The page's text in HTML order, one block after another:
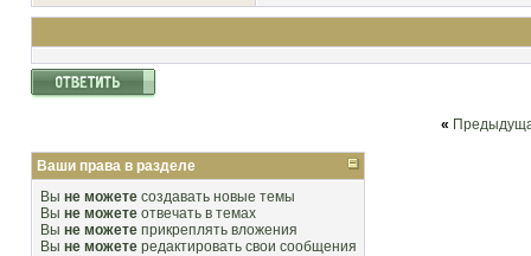
«
Ваши права в разделе
Вы не можете создавать новые темы
Вы не можете отвечать в темах
Вы не можете прикреплять вложения
Вы не можете редактировать свои сообщения